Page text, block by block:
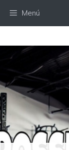
Menú